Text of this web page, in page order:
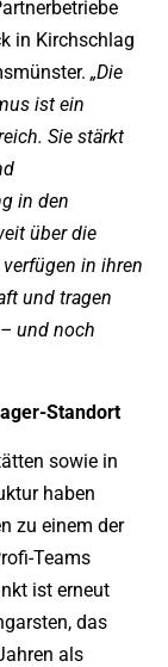
in Kirchschlag
„Die
ist ein
Sie stärkt
in den
über die
in ihren
und tragen
und noch
Standort
sowie in
haben
zu einem der
Teams
ist erneut
das
als